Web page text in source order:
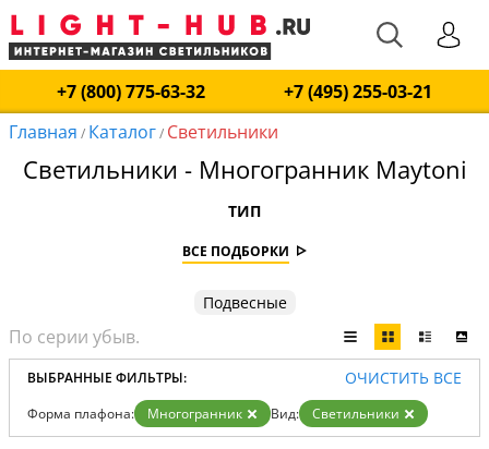
+7 (800) 775-63-32
+7 (495) 255-03-21
Главная / Каталог/ Светильники
Светильники - Многогранник Maytoni
ТИП
ВСЕ ПОДБОРКИ
Подвесные
ВЫБРАННЫЕ ФИЛЬТРЫ: ОЧИСТИТЬ ВСЕ
Форма плафона: Многогранник Вид: Светильники